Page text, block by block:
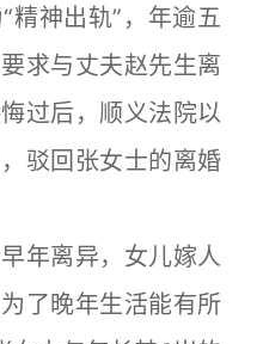
精神出轨”，年逾五
求与丈夫赵先生离
过后，顺义法院以
驳回张女士的离婚
离异，女儿嫁人
了晚年生活能有所